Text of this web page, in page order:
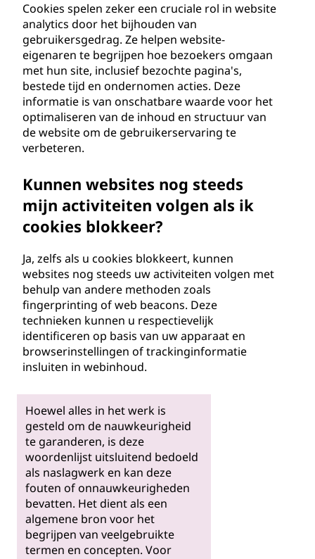
Cookies spelen zeker een cruciale rol in website
analytics door het bijhouden van
gebruikersgedrag. Ze helpen website-
eigenaren te begrijpen hoe bezoekers omgaan
met hun site, inclusief bezochte pagina's,
bestede tijd en ondernomen acties. Deze
informatie is van onschatbare waarde voor het
optimaliseren van de inhoud en structuur van
de website om de gebruikerservaring te
verbeteren.
Kunnen websites nog steeds
mijn activiteiten volgen als ik
cookies blokkeer?
Ja, zelfs als u cookies blokkeert, kunnen
websites nog steeds uw activiteiten volgen met
behulp van andere methoden zoals
fingerprinting of web beacons. Deze
technieken kunnen u respectievelijk
identificeren op basis van uw apparaat en
browserinstellingen of trackinginformatie
insluiten in webinhoud.
Hoewel alles in het werk is
gesteld om de nauwkeurigheid
te garanderen, is deze
woordenlijst uitsluitend bedoeld
als naslagwerk en kan deze
fouten of onnauwkeurigheden
bevatten. Het dient als een
algemene bron voor het
begrijpen van veelgebruikte
termen en concepten. Voor